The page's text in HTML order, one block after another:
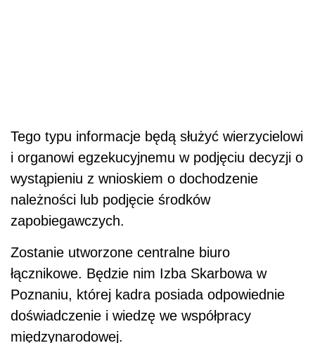
Tego typu informacje będą służyć wierzycielowi
i organowi egzekucyjnemu w podjęciu decyzji o
wystąpieniu z wnioskiem o dochodzenie
należności lub podjęcie środków
zapobiegawczych.
Zostanie utworzone centralne biuro
łącznikowe. Będzie nim Izba Skarbowa w
Poznaniu, której kadra posiada odpowiednie
doświadczenie i wiedzę we współpracy
międzynarodowej.